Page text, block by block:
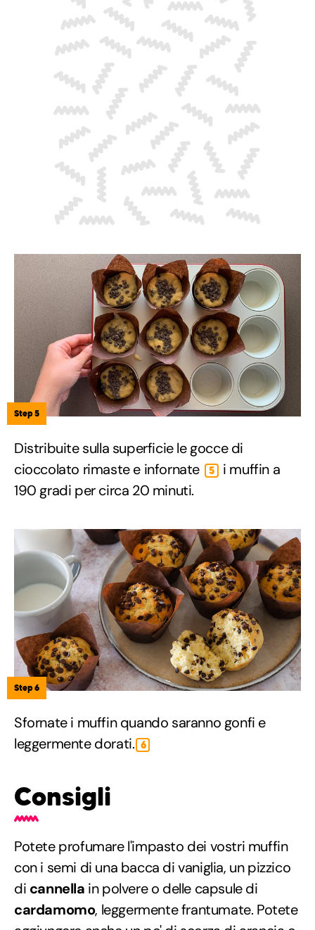
Step 5
Distribuite sulla superficie le gocce di
cioccolato rimaste e infornate
5
i muffin a
190 gradi per circa 20 minuti.
Step 6
Sfornate i muffin quando saranno gonfi e
leggermente dorati. 6
Consigli
Potete profumare l'impasto dei vostri muffin
con i semi di una bacca di vaniglia, un pizzico
di cannella in polvere o delle capsule di
cardamomo, leggermente frantumate. Potete